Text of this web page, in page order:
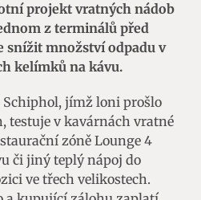
projekt vratných nádob
z terminálů před
snížit množství odpadu v
kelímků na kávu.
jímž loni prošlo
testuje v kavárnách vratné
zóně Lounge 4
či jiný teplý nápoj do
ve třech velikostech.